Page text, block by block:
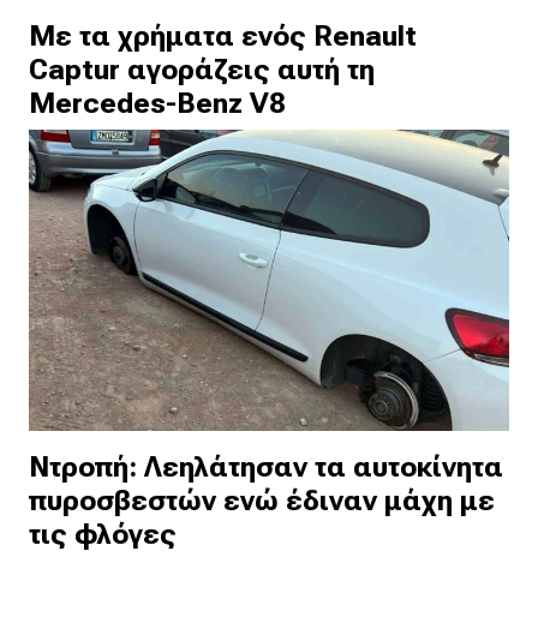
Με τα χρήματα ενός Renault
Captur αγοράζεις αυτή τη
Mercedes-Benz V8
Ντροπή: Λεηλάτησαν τα αυτοκίνητα
πυροσβεστών ενώ έδιναν μάχη με
τις φλόγες